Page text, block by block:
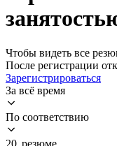
Чтобы видеть все
После регистрации
Зарегистрироваться
За всё время
По соответствию
20 резюме